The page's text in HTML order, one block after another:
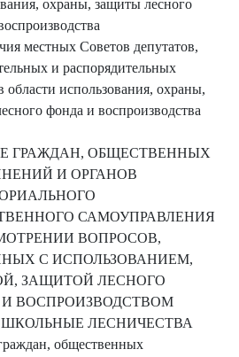
охраны, защиты лесного
местных Советов депутатов,
и распорядительных
области использования, охраны,
фонда и воспроизводства
ГРАЖДАН, ОБЩЕСТВЕННЫХ
И ОРГАНОВ
САМОУПРАВЛЕНИЯ
ВОПРОСОВ,
С ИСПОЛЬЗОВАНИЕМ,
ЗАЩИТОЙ ЛЕСНОГО
ВОСПРОИЗВОДСТВОМ
ЛЕСНИЧЕСТВА
общественных